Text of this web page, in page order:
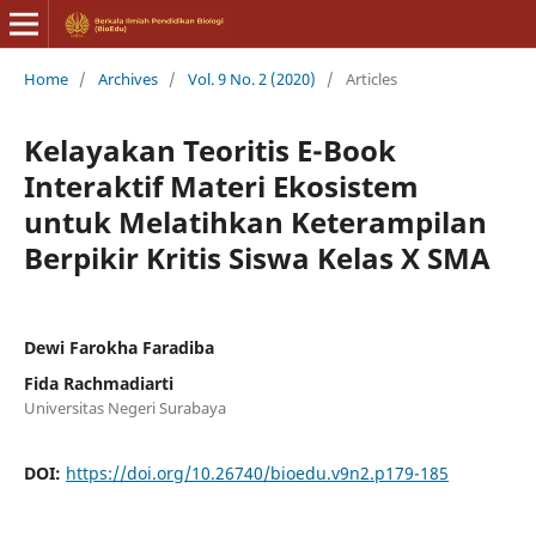
Home / Archives / Vol. 9 No. 2 (2020) / Articles
Kelayakan Teoritis E-Book
Interaktif Materi Ekosistem
untuk Melatihkan Keterampilan
Berpikir Kritis Siswa Kelas X SMA
Dewi Farokha Faradiba
Fida Rachmadiarti
Universitas Negeri Surabaya
DOI: https://doi.org/10.26740/bioedu.v9n2.p179-185